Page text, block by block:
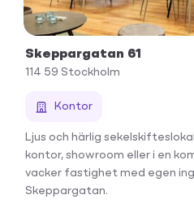
Skeppargatan 61
114 59 Stockholm
Kontor
Ljus och härlig
kontor, showroom eller i en
vacker fastighet med egen
Skeppargatan.